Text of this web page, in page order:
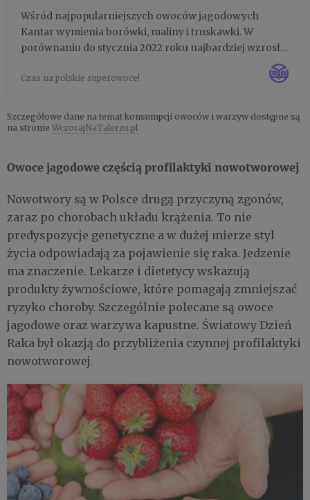
Wśród najpopularniejszych owoców jagodowych
Kantar wymienia borówki, maliny i truskawki. W
porównaniu do stycznia 2022 roku najbardziej wzrosło
spożycie borówek, malin i przetworów z aronii. Liczba
konsumentów borówek wzrosła o 39%, a malin o 26%.
Czas na polskie superowoce!
Szczegółowe dane na temat konsumpcji owoców i warzyw dostępne są
na stronie WczorajNaTalerzu.pl
Owoce jagodowe częścią profilaktyki nowotworowej
Nowotwory są w Polsce drugą przyczyną zgonów,
zaraz po chorobach układu krążenia. To nie
predyspozycje genetyczne a w dużej mierze styl
życia odpowiadają za pojawienie się raka. Jedzenie
ma znaczenie. Lekarze i dietetycy wskazują
produkty żywnościowe, które pomagają zmniejszać
ryzyko choroby. Szczególnie polecane są owoce
jagodowe oraz warzywa kapustne. Światowy Dzień
Raka był okazją do przybliżenia czynnej profilaktyki
nowotworowej.